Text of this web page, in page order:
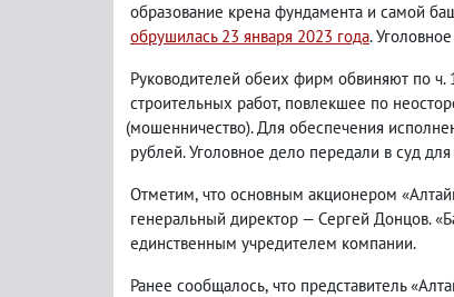
образование крена фундамента и самой
обрушилась 23 января 2023 года.
Руководителей обеих фирм обвиняют по ч.
строительных работ, повлекшее по
(мошенничество). Для обеспечения
рублей. Уголовное дело передали в суд
Отметим, что основным акционером
генеральный директор — Сергей Донцов.
единственным учредителем компании.
Ранее сообщалось, что представитель